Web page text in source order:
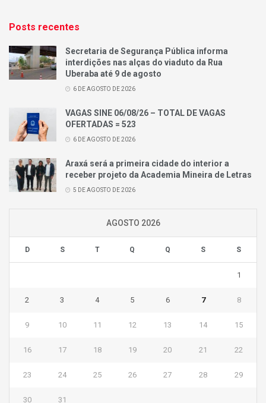
Posts recentes
Secretaria de Segurança Pública informa
interdições nas alças do viaduto da Rua
Uberaba até 9 de agosto
6 DE AGOSTO DE 2026
VAGAS SINE 06/08/26 – TOTAL DE VAGAS
OFERTADAS = 523
6 DE AGOSTO DE 2026
Araxá será a primeira cidade do interior a
receber projeto da Academia Mineira de Letras
5 DE AGOSTO DE 2026
AGOSTO 2026
D S T Q Q S S
1
2 3 4 5 6 7 8
9 10 11 12 13 14 15
16 17 18 19 20 21 22
23 24 25 26 27 28 29
30 31